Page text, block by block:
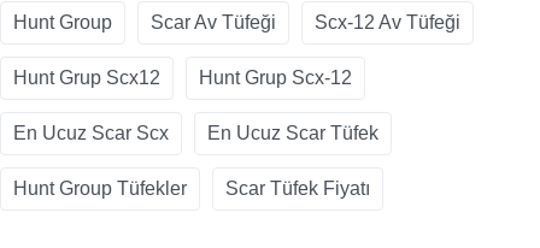
Hunt Group Scar Av Tüfeği Scx-12 Av Tüfeği
Hunt Grup Scx12 Hunt Grup Scx-12
En Ucuz Scar Scx En Ucuz Scar Tüfek
Hunt Group Tüfekler Scar Tüfek Fiyatı